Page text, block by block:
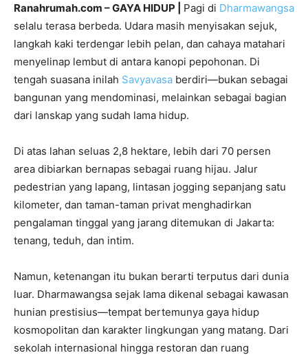
Ranahrumah.com – GAYA HIDUP | Pagi di Dharmawangsa
selalu terasa berbeda. Udara masih menyisakan sejuk,
langkah kaki terdengar lebih pelan, dan cahaya matahari
menyelinap lembut di antara kanopi pepohonan. Di
tengah suasana inilah Savyavasa berdiri—bukan sebagai
bangunan yang mendominasi, melainkan sebagai bagian
dari lanskap yang sudah lama hidup.
Di atas lahan seluas 2,8 hektare, lebih dari 70 persen
area dibiarkan bernapas sebagai ruang hijau. Jalur
pedestrian yang lapang, lintasan jogging sepanjang satu
kilometer, dan taman-taman privat menghadirkan
pengalaman tinggal yang jarang ditemukan di Jakarta:
tenang, teduh, dan intim.
Namun, ketenangan itu bukan berarti terputus dari dunia
luar. Dharmawangsa sejak lama dikenal sebagai kawasan
hunian prestisius—tempat bertemunya gaya hidup
kosmopolitan dan karakter lingkungan yang matang. Dari
sekolah internasional hingga restoran dan ruang